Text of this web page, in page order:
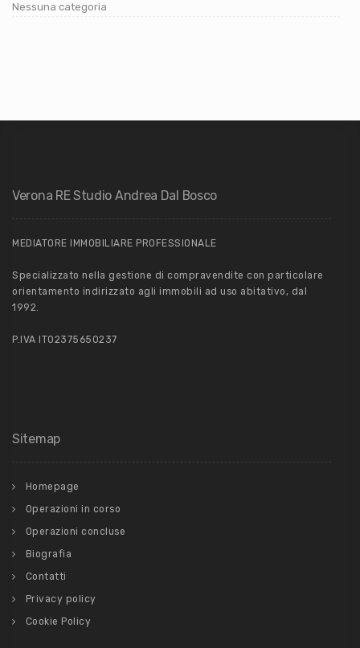
Nessuna categoria
Verona RE Studio Andrea Dal Bosco
MEDIATORE IMMOBILIARE PROFESSIONALE
Specializzato nella gestione di compravendite con particolare
orientamento indirizzato agli immobili ad uso abitativo, dal
1992.
P.IVA IT02375650237
Sitemap
Homepage
Operazioni in corso
Operazioni concluse
Biografia
Contatti
Privacy policy
Cookie Policy